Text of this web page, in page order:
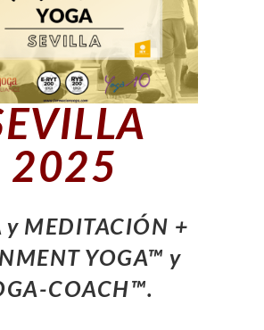
2025
y MEDITACIÓN +
YOGA™ y
COACH™.